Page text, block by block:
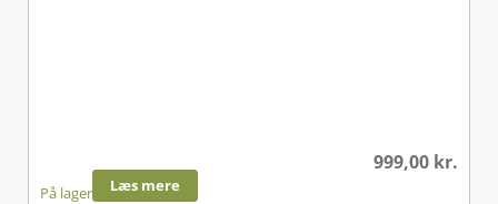
999,00 kr.
På lager Læs mere